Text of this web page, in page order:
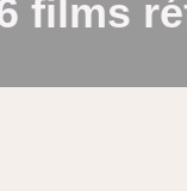
films